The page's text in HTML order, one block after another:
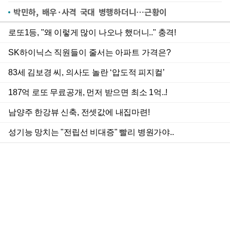
박민하, 배우·사격 국대 병행하더니…근황이